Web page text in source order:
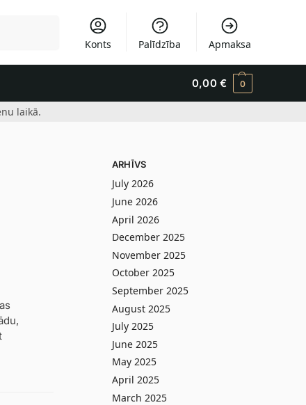
Konts Palīdzība Apmaksa
0,00 € 0
laikā.
ARHĪVS
July 2026
June 2026
April 2026
December 2025
November 2025
October 2025
September 2025
August 2025
July 2025
June 2025
May 2025
April 2025
March 2025